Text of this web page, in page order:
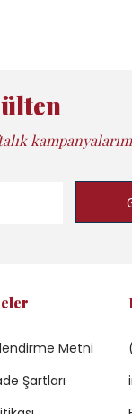
Metni
Şartları